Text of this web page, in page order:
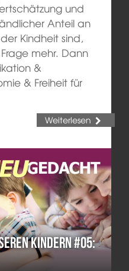
und
Anteil an
Kindheit sind,
mehr. Dann
&
& Freiheit für
Weiterlesen
Kindern #05: